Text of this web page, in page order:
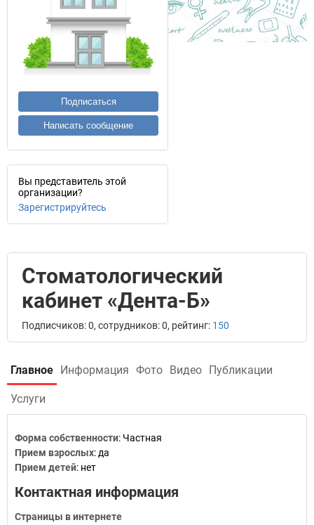
Подписаться
Написать сообщение
Вы представитель этой
организации?
Зарегистрируйтесь
Стоматологический
кабинет «Дента-Б»
Подписчиков: 0, сотрудников: 0, рейтинг: 150
Главное Информация Фото Видео Публикации
Услуги
Форма собственности: Частная
Прием взрослых: да
Прием детей: нет
Контактная информация
Страницы в интернете